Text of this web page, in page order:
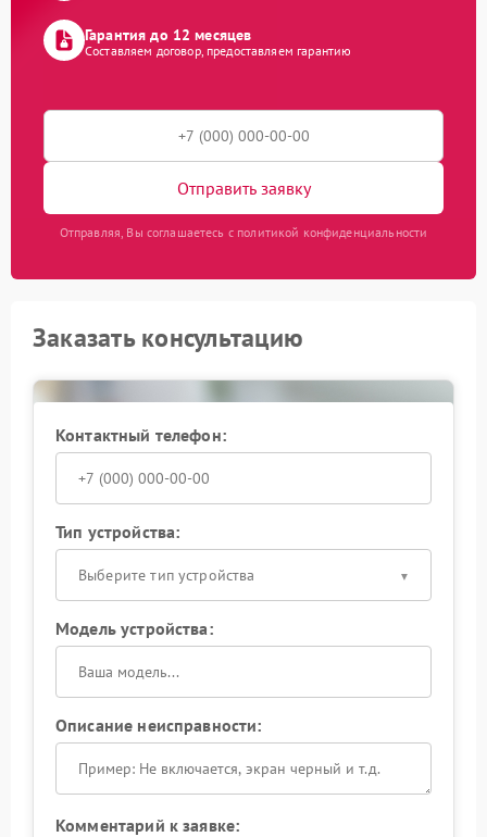
Гарантия до 12 месяцев
Составляем договор, предоставляем гарантию
Отправить заявку
Отправляя, Вы соглашаетесь с политикой конфиденциальности
Заказать консультацию
Контактный телефон:
Тип устройства:
Выберите тип устройства
Модель устройства:
Описание неисправности:
Комментарий к заявке: